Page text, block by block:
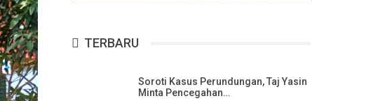
TERBARU
Soroti Kasus Perundungan, Taj Yasin
Minta Pencegahan…